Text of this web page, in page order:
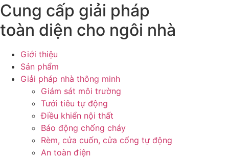
Cung cấp giải pháp
toàn diện cho ngôi nhà
Giới thiệu
Sản phẩm
Giải pháp nhà thông minh
Giám sát môi trường
Tưới tiêu tự động
Điều khiển nội thất
Báo động chống cháy
Rèm, cửa cuốn, cửa cổng tự động
An toàn điện